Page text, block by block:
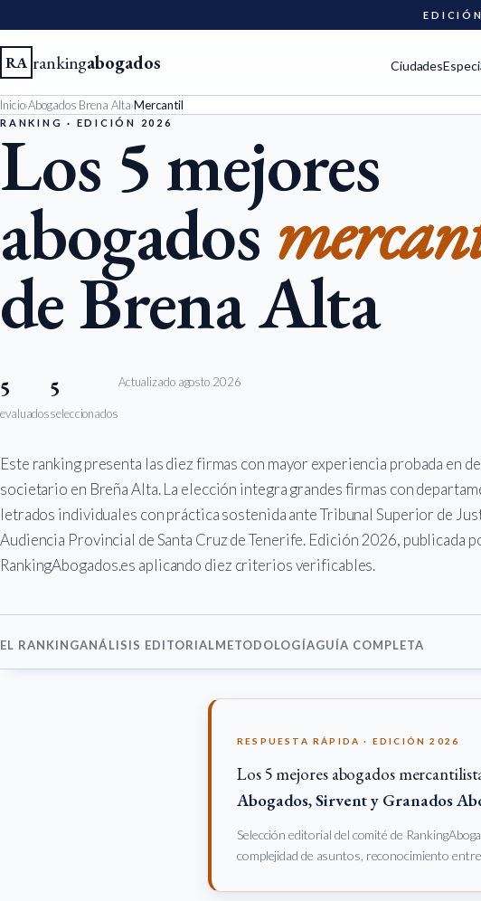
RA rankingabogados Ciudades
Inicio›Abogados Brena Alta›Mercantil
RANKING · EDICIÓN 2026
Los 5 mejores
abogados
de Brena Alta
5
evaluados
5
seleccionados
Actualizado agosto 2026
Este ranking presenta las diez firmas con mayor experiencia probada en
societario en Breña Alta. La elección integra grandes firmas con
letrados individuales con práctica sostenida ante Tribunal Superior de
Audiencia Provincial de Santa Cruz de Tenerife. Edición 2026, publicada
RankingAbogados.es aplicando diez criterios verificables.
EL RANKINGANÁLISIS EDITORIALMETODOLOGÍAGUÍA COMPLETA
RESPUESTA RÁPIDA · EDICIÓN 2026
Los 5 mejores abogados
Abogados,Sirvent y Granados
Selección editorial del comité de
complejidad de asuntos, reconocimiento